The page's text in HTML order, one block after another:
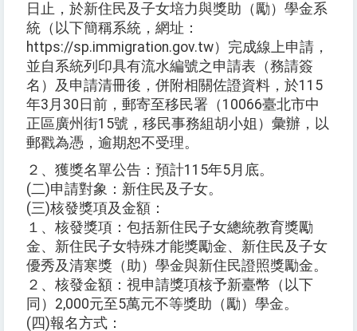
日止，於新住民及子女培力與獎助（勵）學金系
統（以下簡稱系統，網址：
https://sp.immigration.gov.tw）完成線上申請，
並自系統列印具有流水編號之申請表（務請簽
名）及申請清冊後，併附相關佐證資料，於115
年3月30日前，郵寄至移民署（10066臺北市中
正區廣州街15號，移民事務組胡小姐）彙辦，以
郵戳為憑，逾期恕不受理。
２、獲獎名單公告：預計115年5月底。
(二)申請對象：新住民及子女。
(三)核發獎項及金額：
１、核發獎項：包括新住民子女總統教育獎勵
金、新住民子女特殊才能獎勵金、新住民及子女
優秀及清寒獎（助）學金與新住民證照獎勵金。
２、核發金額：視申請獎項核予新臺幣（以下
同）2,000元至5萬元不等獎助（勵）學金。
(四)報名方式：